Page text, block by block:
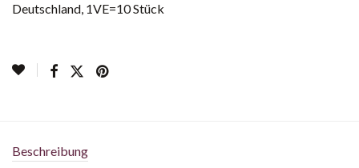
Deutschland, 1VE=10 Stück
Beschreibung